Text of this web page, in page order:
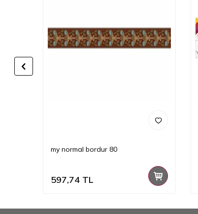
my normal bordur 80
597,74 TL